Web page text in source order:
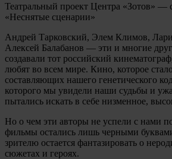
Театральный проект Центра «Зотов» —
«Неснятые сценарии»
Андрей Тарковский, Элем Климов,
Алексей Балабанов — эти и многие
создавали тот российский
любят во всем мире. Кино, которое
составляющих нашего генетического
которого мы увидели наши судьбы и
пытались искать в себе низменное,
Но о чем эти авторы не успели с нами
фильмы остались лишь черными
зрителю остается фантазировать о
сюжетах и героях.